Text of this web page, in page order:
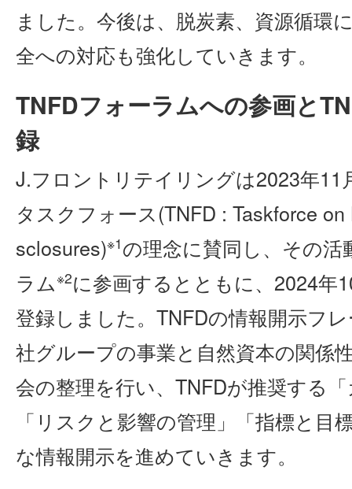
ました。今後は、脱炭素、資源循環
全への対応も強化していきます。
TNFDフォーラムへの参画と
録
J.フロントリテイリングは2023年11
タスクフォース(TNFD : Taskforce
sclosures)※1 の理念に賛同し、その
ラム※2に参画するとともに、2024年
登録しました。TNFDの情報開示フ
社グループの事業と自然資本の関係
会の整理を行い、TNFDが推奨する
「リスクと影響の管理」「指標と目
な情報開示を進めていきます。